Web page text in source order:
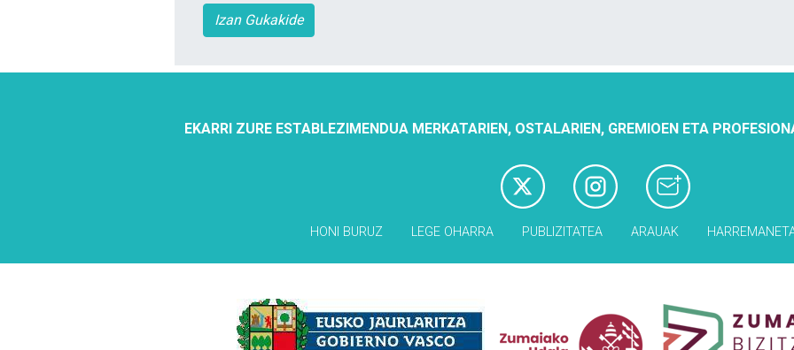
Izan Gukakide
EKARRI ZURE ESTABLEZIMENDUA MERKATARIEN, OSTALARIEN, GREMIOEN ETA
HONI BURUZ LEGE OHARRA PUBLIZITATEA ARAUAK